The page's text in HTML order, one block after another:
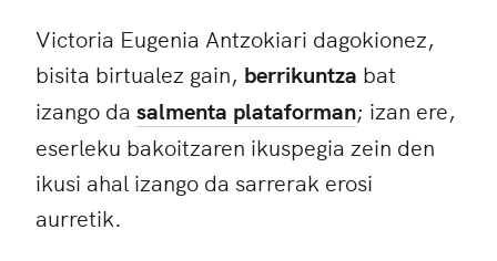
Victoria Eugenia Antzokiari dagokionez,
bisita birtualez gain, berrikuntza bat
izango da salmenta plataforman; izan ere,
eserleku bakoitzaren ikuspegia zein den
ikusi ahal izango da sarrerak erosi
aurretik.